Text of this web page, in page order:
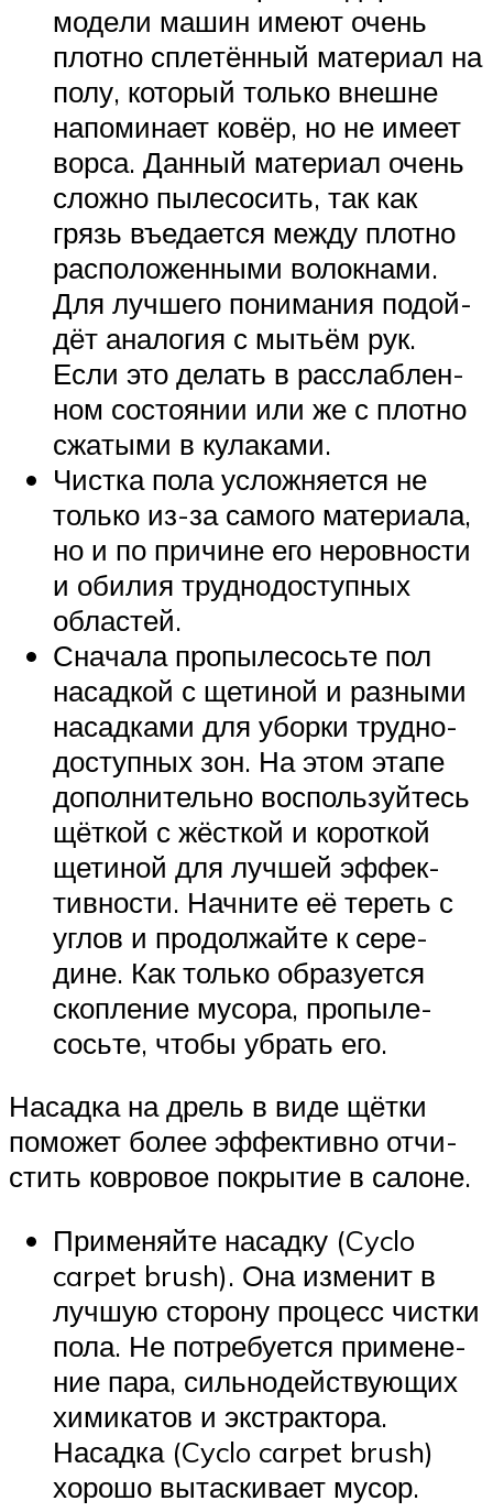
моде­ли машин име­ют очень
плот­но спле­тён­ный мате­ри­ал на
полу, кото­рый толь­ко внешне
напо­ми­на­ет ковёр, но не име­ет
вор­са. Дан­ный мате­ри­ал очень
слож­но пыле­со­сить, так как
грязь въеда­ет­ся меж­ду плот­но
рас­по­ло­жен­ны­ми волок­на­ми.
Для луч­ше­го пони­ма­ния подой­
дёт ана­ло­гия с мытьём рук.
Если это делать в рас­слаб­лен­
ном состо­я­нии или же с плот­но
сжа­ты­ми в кулаками.
Чист­ка пола услож­ня­ет­ся не
толь­ко из-за само­го мате­ри­а­ла,
но и по при­чине его неров­но­сти
и оби­лия труд­но­до­ступ­ных
областей.
Сна­ча­ла про­пы­ле­сось­те пол
насад­кой с щети­ной и раз­ны­ми
насад­ка­ми для убор­ки труд­но­
до­ступ­ных зон. На этом эта­пе
допол­ни­тель­но вос­поль­зуй­тесь
щёт­кой с жёст­кой и корот­кой
щети­ной для луч­шей эффек­
тив­но­сти. Нач­ни­те её тереть с
углов и про­дол­жай­те к сере­
дине. Как толь­ко обра­зу­ет­ся
скоп­ле­ние мусо­ра, про­пы­ле­
сось­те, что­бы убрать его.
Насад­ка на дрель в виде щёт­ки
помо­жет более эффек­тив­но отчи­
стить ков­ро­вое покры­тие в салоне.
При­ме­няй­те насад­ку (Cyclo
carpet brush). Она изме­нит в
луч­шую сто­ро­ну про­цесс чист­ки
пола. Не потре­бу­ет­ся при­ме­не­
ние пара, силь­но­дей­ству­ю­щих
хими­ка­тов и экс­трак­то­ра.
Насад­ка (Cyclo carpet brush)
хоро­шо вытас­ки­ва­ет мусор.